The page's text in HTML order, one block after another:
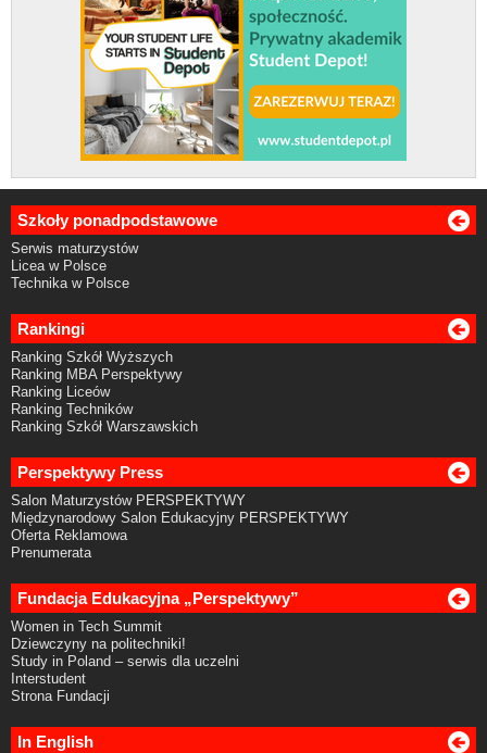
Szkoły ponadpodstawowe
Serwis maturzystów
Licea w Polsce
Technika w Polsce
Rankingi
Ranking Szkół Wyższych
Ranking MBA Perspektywy
Ranking Liceów
Ranking Techników
Ranking Szkół Warszawskich
Perspektywy Press
Salon Maturzystów PERSPEKTYWY
Międzynarodowy Salon Edukacyjny PERSPEKTYWY
Oferta Reklamowa
Prenumerata
Fundacja Edukacyjna „Perspektywy”
Women in Tech Summit
Dziewczyny na politechniki!
Study in Poland – serwis dla uczelni
Interstudent
Strona Fundacji
In English